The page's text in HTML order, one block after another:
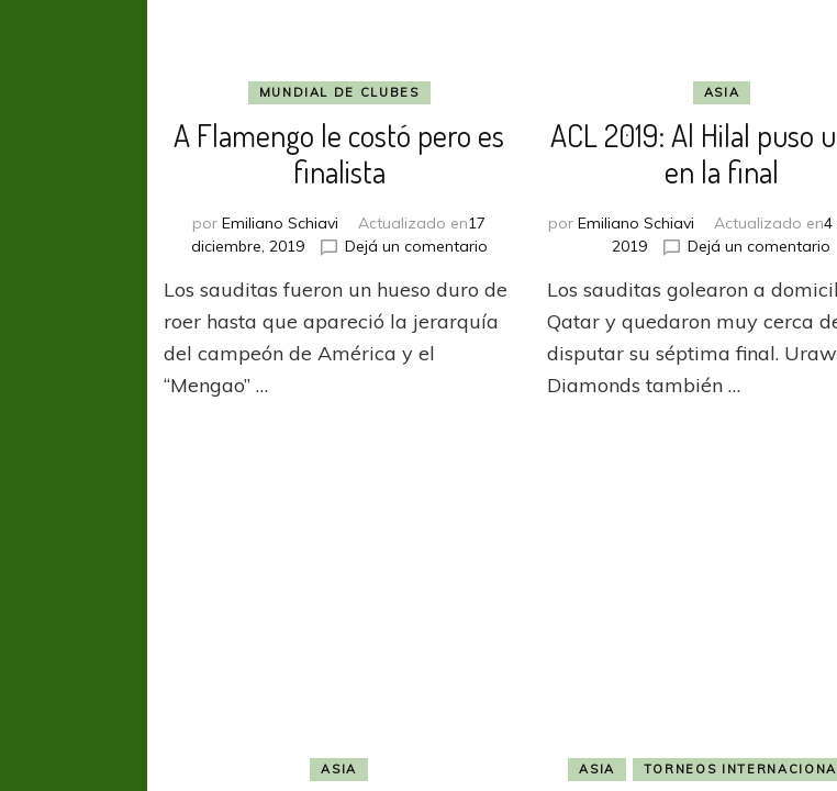
MUNDIAL DE CLUBES
A Flamengo le costó pero es
finalista
porEmiliano Schiavi Actualizado en17
diciembre, 2019
Dejá un comentarioen
Flamengo
le
Los sauditas fueron un hueso duro de
roer hasta que apareció la jerarquía
del campeón de América y el
“Mengao” …
ASIA
ACL 2019: Al Hilal puso
en la final
por Emiliano Schiavi Actualizado en4
2019
Dejá un comentario
Los sauditas golearon a
Qatar y quedaron muy cerca
disputar su séptima final.
Diamonds también …
ASIA ASIA TORNEOS